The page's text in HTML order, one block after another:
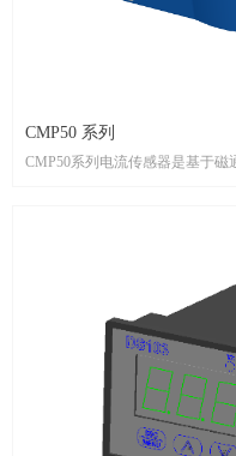
CMP50 系列
CMP50系列电流传感器是基于